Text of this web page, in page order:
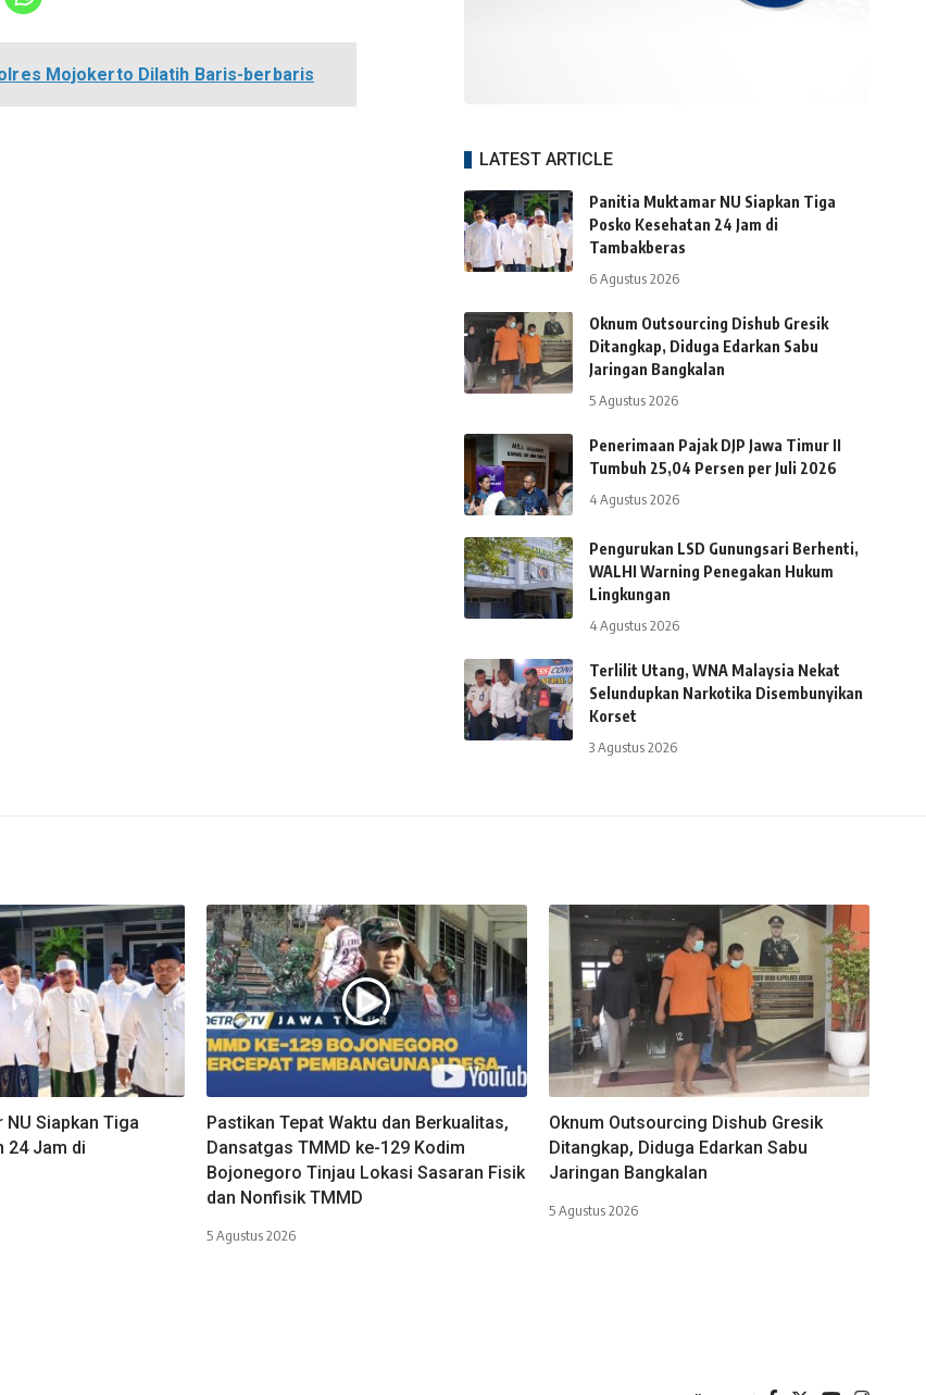
Mojokerto Dilatih Baris-berbaris
LATEST ARTICLE
Panitia Muktamar NU Siapkan Tiga
Posko Kesehatan 24 Jam di
Tambakberas
6 Agustus 2026
Oknum Outsourcing Dishub Gresik
Ditangkap, Diduga Edarkan Sabu
Jaringan Bangkalan
5 Agustus 2026
Penerimaan Pajak DJP Jawa Timur II
Tumbuh 25,04 Persen per Juli 2026
4 Agustus 2026
Pengurukan LSD Gunungsari Berhenti,
WALHI Warning Penegakan Hukum
Lingkungan
4 Agustus 2026
Terlilit Utang, WNA Malaysia Nekat
Selundupkan Narkotika Disembunyikan
Korset
3 Agustus 2026
NU Siapkan Tiga
24 Jam di
Pastikan Tepat Waktu dan Berkualitas,
Dansatgas TMMD ke-129 Kodim
Bojonegoro Tinjau Lokasi Sasaran Fisik
dan Nonfisik TMMD
5 Agustus 2026
Oknum Outsourcing Dishub Gresik
Ditangkap, Diduga Edarkan Sabu
Jaringan Bangkalan
5 Agustus 2026